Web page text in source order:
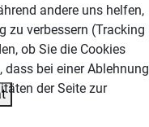
andere uns helfen,
zu verbessern (Tracking
ob Sie die Cookies
bei einer Ablehnung
der Seite zur